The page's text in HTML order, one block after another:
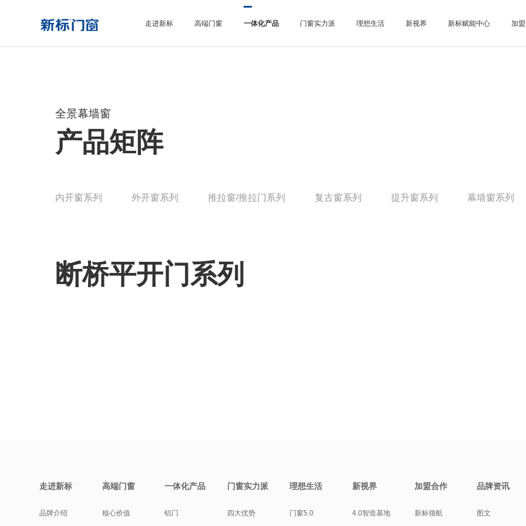
走进新标 高端门窗 一体化产品 门窗实力派 理想生活 新视界 新标赋能中心 加
全景幕墙窗
产品矩阵
内开窗系列 外开窗系列 推拉窗/推拉门系列 复古窗系列 提升窗系列 幕墙窗系列
断桥平开门系列
走进新标
品牌介绍
高端门窗
核心价值
一体化产品
铝门
门窗实力派
四大优势
理想生活
门窗5.0
新视界
4.0智造基地
加盟合作
新标领航
品牌资讯
图文